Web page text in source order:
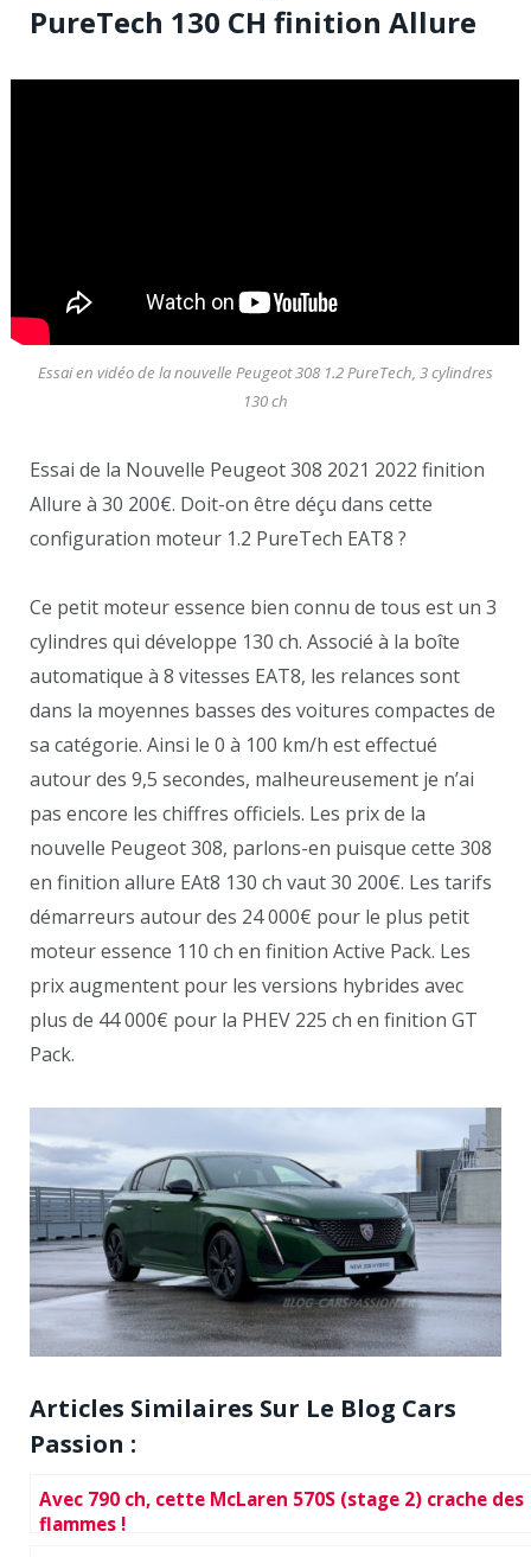
PureTech 130 CH finition Allure
Essai en vidéo de la nouvelle Peugeot 308 1.2 PureTech, 3 cylindres
130 ch
Essai de la Nouvelle Peugeot 308 2021 2022 finition
Allure à 30 200€. Doit-on être déçu dans cette
configuration moteur 1.2 PureTech EAT8 ?
Ce petit moteur essence bien connu de tous est un 3
cylindres qui développe 130 ch. Associé à la boîte
automatique à 8 vitesses EAT8, les relances sont
dans la moyennes basses des voitures compactes de
sa catégorie. Ainsi le 0 à 100 km/h est effectué
autour des 9,5 secondes, malheureusement je n’ai
pas encore les chiffres officiels. Les prix de la
nouvelle Peugeot 308, parlons-en puisque cette 308
en finition allure EAt8 130 ch vaut 30 200€. Les tarifs
démarreurs autour des 24 000€ pour le plus petit
moteur essence 110 ch en finition Active Pack. Les
prix augmentent pour les versions hybrides avec
plus de 44 000€ pour la PHEV 225 ch en finition GT
Pack.
Articles Similaires Sur Le Blog Cars
Passion :
Avec 790 ch, cette McLaren 570S (stage 2) crache des
flammes !